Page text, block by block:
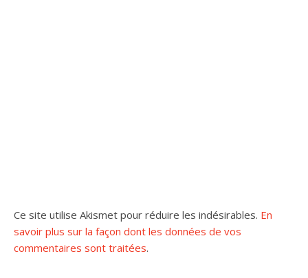
Ce site utilise Akismet pour réduire les indésirables. En
savoir plus sur la façon dont les données de vos
commentaires sont traitées.